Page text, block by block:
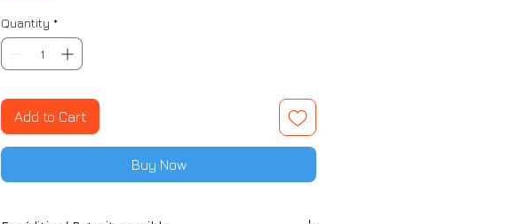
Quantity *
Add to Cart
Buy Now